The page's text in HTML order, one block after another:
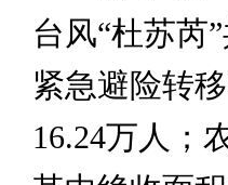
台风“杜苏芮
紧急避险转
16.24万人；